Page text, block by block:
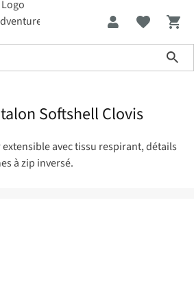
Softshell Clovis
avec tissu respirant, détails
à zip inversé.